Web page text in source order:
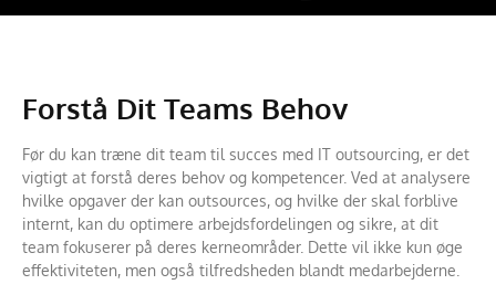
Forstå Dit Teams Behov
Før du kan træne dit team til succes med IT outsourcing, er det
vigtigt at forstå deres behov og kompetencer. Ved at analysere
hvilke opgaver der kan outsources, og hvilke der skal forblive
internt, kan du optimere arbejdsfordelingen og sikre, at dit
team fokuserer på deres kerneområder. Dette vil ikke kun øge
effektiviteten, men også tilfredsheden blandt medarbejderne.